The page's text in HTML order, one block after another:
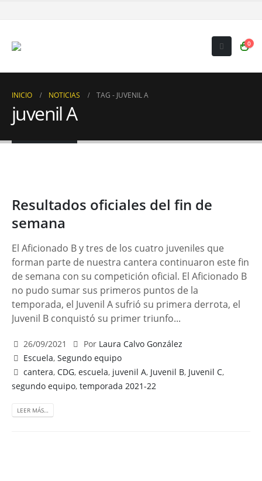
0
INICIO NOTICIAS TAG - JUVENIL A
juvenil A
Resultados oficiales del fin de
semana
El Aficionado B y tres de los cuatro juveniles que
forman parte de nuestra cantera continuaron este fin
de semana con su competición oficial. El Aficionado B
no pudo sumar sus primeros puntos de la
temporada, el Juvenil A sufrió su primera derrota, el
Juvenil B conquistó su primer triunfo...
26/09/2021 Por Laura Calvo González
Escuela,Segundo equipo
cantera,CDG,escuela, juvenil A, Juvenil B, Juvenil C,
segundo equipo, temporada 2021-22
LEER MÁS…